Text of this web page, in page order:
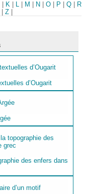
K L M N |O P |Q
R
Z|
d’Ougarit
des enfers dans